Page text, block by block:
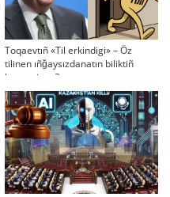
Toqaevtıñ «Til erkindigi» – Öz
tilinen ıñğaysızdanatın biliktiñ
beynesi me?